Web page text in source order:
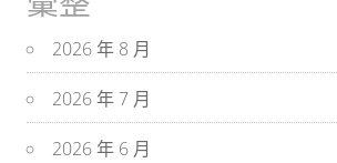
2026 年 8 月
2026 年 7 月
2026 年 6 月